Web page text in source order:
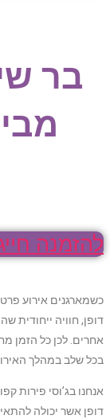
בר
להזמנה חייגו - 055-
כשמארגנים אירוע
דופן, חוויה ייחודית
אחרים. לכן כל הזמן
בכל שלב במהלך
אנחנו בג’וסי פירות
דופן אשר יכולה